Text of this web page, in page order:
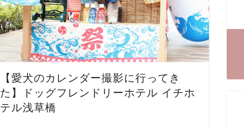
【愛犬のカレンダー撮影に行ってき
た】ドッグフレンドリーホテル イチホ
テル浅草橋